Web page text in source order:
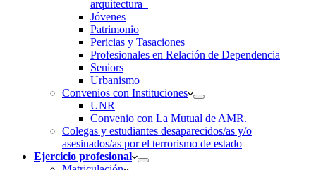
arquitectura
Jóvenes
Patrimonio
Pericias y Tasaciones
Profesionales en Relación de Dependencia
Seniors
Urbanismo
Convenios con Instituciones
UNR
Convenio con La Mutual de AMR.
Colegas y estudiantes desaparecidos/as y/o
asesinados/as por el terrorismo de estado
Ejercicio profesional